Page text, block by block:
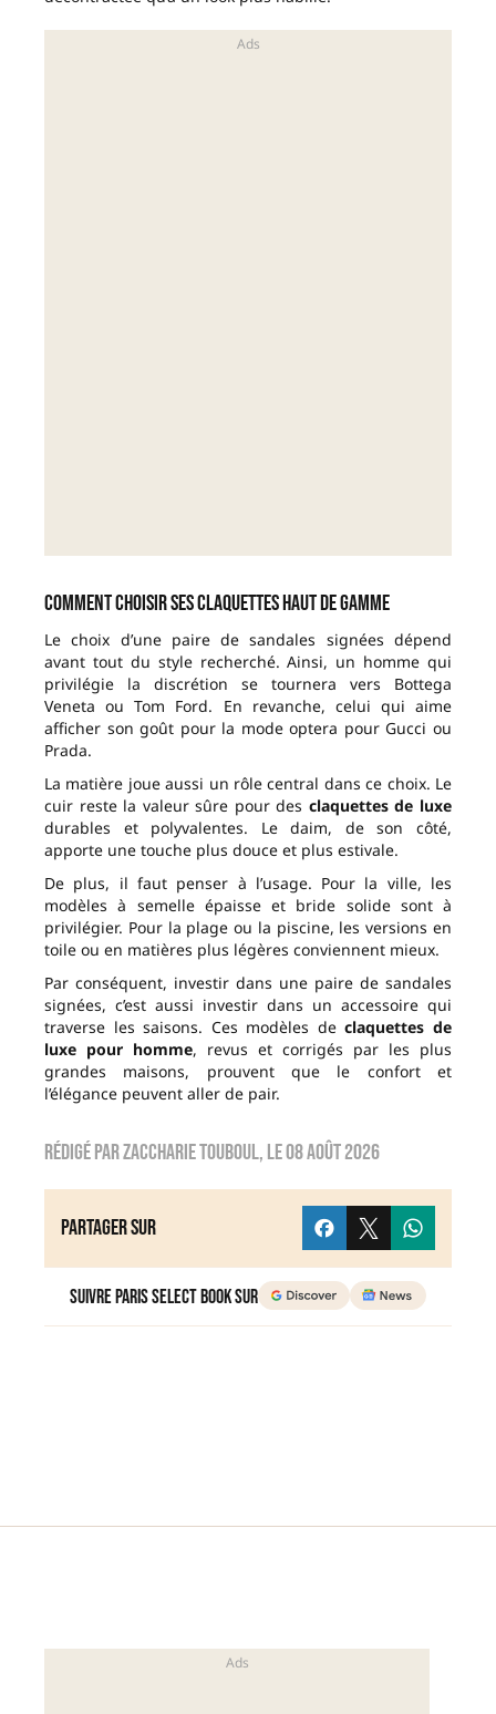
Comment choisir ses claquettes haut de gamme
Le choix d’une paire de sandales signées dépend
avant tout du style recherché. Ainsi, un homme qui
privilégie la discrétion se tournera vers Bottega
Veneta ou Tom Ford. En revanche, celui qui aime
afficher son goût pour la mode optera pour Gucci ou
Prada.
La matière joue aussi un rôle central dans ce choix. Le
cuir reste la valeur sûre pour des claquettes de luxe
durables et polyvalentes. Le daim, de son côté,
apporte une touche plus douce et plus estivale.
De plus, il faut penser à l’usage. Pour la ville, les
modèles à semelle épaisse et bride solide sont à
privilégier. Pour la plage ou la piscine, les versions en
toile ou en matières plus légères conviennent mieux.
Par conséquent, investir dans une paire de sandales
signées, c’est aussi investir dans un accessoire qui
traverse les saisons. Ces modèles declaquettes de
luxe pour homme, revus et corrigés par les plus
grandes maisons, prouvent que le confort et
l’élégance peuvent aller de pair.
Rédigé parzaccharie touboul, le08 août 2026
Partager sur
Suivre Paris Select Book sur